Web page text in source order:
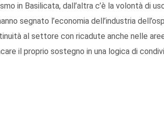
in Basilicata, dall’altra c’è la volontà di
segnato l’economia dell’industria
al settore con ricadute anche nelle
il proprio sostegno in una logica di